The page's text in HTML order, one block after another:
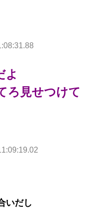
よ
ろ見せつけて
いだし